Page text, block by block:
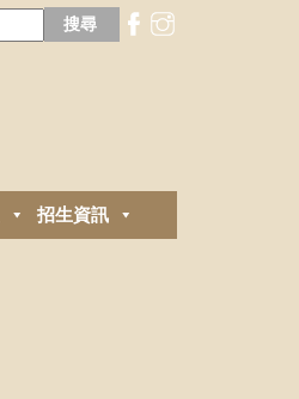
招生資訊